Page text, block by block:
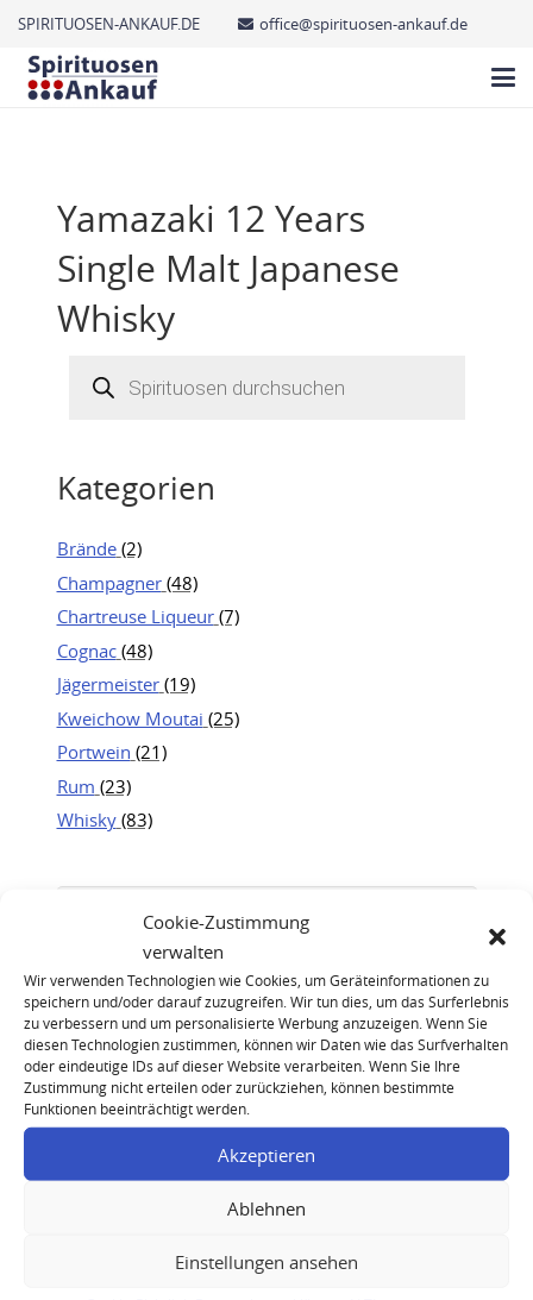
Cookie-Zustimmung
verwalten
Wir verwenden Technologien wie Cookies, um Geräteinformationen zu
speichern und/oder darauf zuzugreifen. Wir tun dies, um das Surferlebnis
zu verbessern und um personalisierte Werbung anzuzeigen. Wenn Sie
diesen Technologien zustimmen, können wir Daten wie das Surfverhalten
oder eindeutige IDs auf dieser Website verarbeiten. Wenn Sie Ihre
Zustimmung nicht erteilen oder zurückziehen, können bestimmte
Funktionen beeinträchtigt werden.
Akzeptieren
Ablehnen
Einstellungen ansehen
SPIRITUOSEN-ANKAUF.DE office@spirituosen-ankauf.de
Yamazaki 12 Years
Single Malt Japanese
Whisky
search
Kategorien
Brände (2)
Champagner (48)
Chartreuse Liqueur (7)
Cognac (48)
Jägermeister (19)
Kweichow Moutai (25)
Portwein (21)
Rum (23)
Whisky (83)